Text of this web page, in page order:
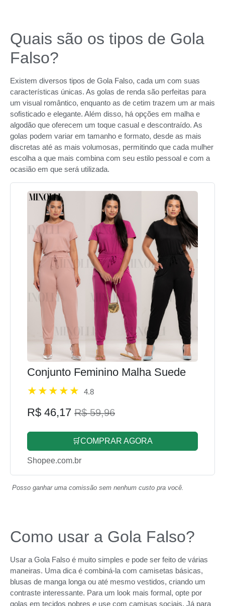
Quais são os tipos de Gola
Falso?
Existem diversos tipos de Gola Falso, cada um com suas
características únicas. As golas de renda são perfeitas para
um visual romântico, enquanto as de cetim trazem um ar mais
sofisticado e elegante. Além disso, há opções em malha e
algodão que oferecem um toque casual e descontraído. As
golas podem variar em tamanho e formato, desde as mais
discretas até as mais volumosas, permitindo que cada mulher
escolha a que mais combina com seu estilo pessoal e com a
ocasião em que será utilizada.
Conjunto Feminino Malha Suede
4.8
R$ 46,17 R$ 59,96
🛒COMPRAR AGORA
Shopee.com.br
Posso ganhar uma comissão sem nenhum custo pra você.
Como usar a Gola Falso?
Usar a Gola Falso é muito simples e pode ser feito de várias
maneiras. Uma dica é combiná-la com camisetas básicas,
blusas de manga longa ou até mesmo vestidos, criando um
contraste interessante. Para um look mais formal, opte por
golas em tecidos nobres e use com camisas sociais. Já para